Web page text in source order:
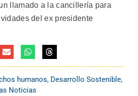
llamado a la cancillería para
del ex presidente
humanos, Desarrollo Sostenible,
Noticias